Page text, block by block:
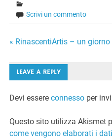
Scrivi un commento
Navigazione
articoli
« RinascentiArtis – un giorno
LEAVE A REPLY
Devi essereconnesso per
Questo sito utilizza Akismet
come vengono elaborati i